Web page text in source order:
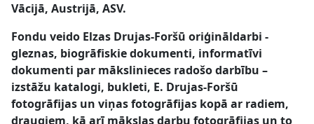
Vācijā, Austrijā, ASV.
Fondu veido Elzas Drujas-Foršū oriģināldarbi -
gleznas, biogrāfiskie dokumenti, informatīvi
dokumenti par mākslinieces radošo darbību –
izstāžu katalogi, bukleti, E. Drujas-Foršū
fotogrāfijas un viņas fotogrāfijas kopā ar radiem,
draugiem, kā arī mākslas darbu fotogrāfijas un to